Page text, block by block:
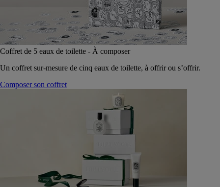
Coffret de 5 eaux de toilette - À composer
Un coffret sur-mesure de cinq eaux de toilette, à offrir ou s’offrir.
Composer son coffret